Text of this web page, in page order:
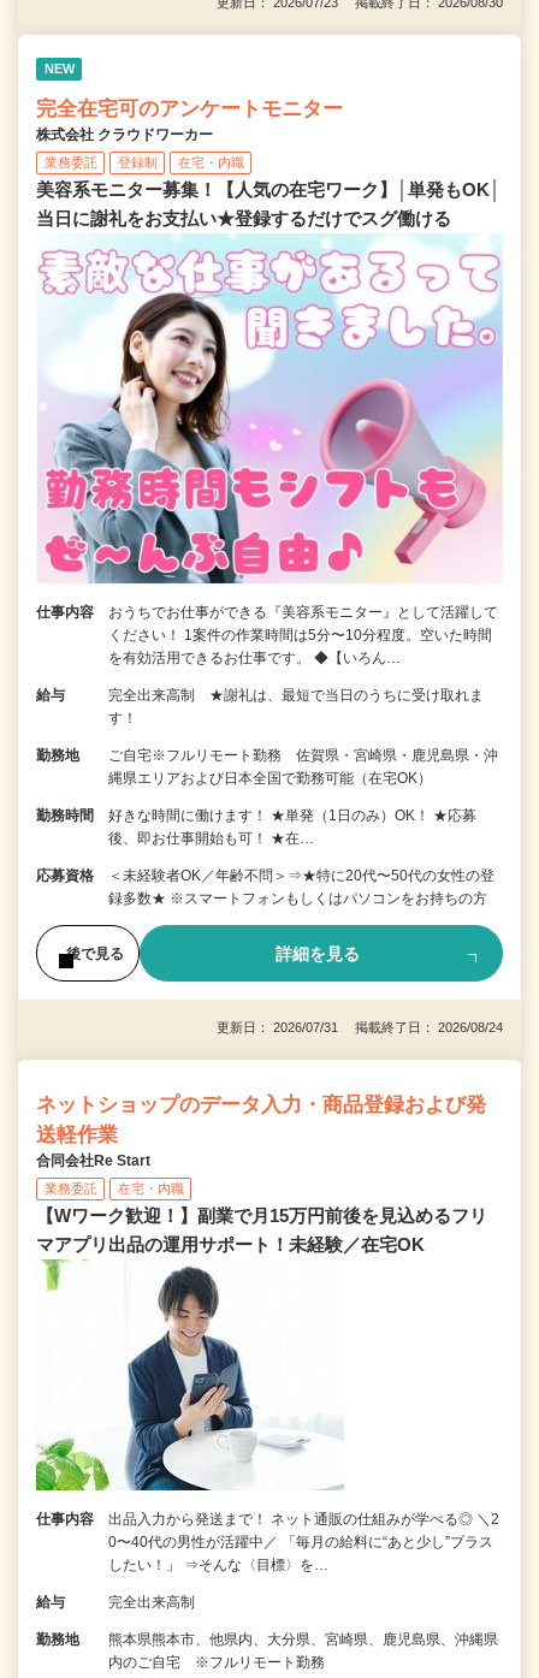
更新日： 2026/07/23 掲載終了日： 2026/08/30
NEW
完全在宅可のアンケートモニター
株式会社 クラウドワーカー
業務委託 登録制 在宅・内職
美容系モニター募集！【人気の在宅ワーク】│単発もOK│
当日に謝礼をお支払い★登録するだけでスグ働ける
仕事内容
おうちでお仕事ができる『美容系モニター』として活躍して
ください！ 1案件の作業時間は5分〜10分程度。空いた時間
を有効活用できるお仕事です。 ◆【いろん…
給与
完全出来高制 ★謝礼は、最短で当日のうちに受け取れま
す！
勤務地
ご自宅※フルリモート勤務 佐賀県・宮崎県・鹿児島県・沖
縄県エリアおよび日本全国で勤務可能（在宅OK）
勤務時間
好きな時間に働けます！ ★単発（1日のみ）OK！ ★応募
後、即お仕事開始も可！ ★在…
応募資格
＜未経験者OK／年齢不問＞⇒★特に20代〜50代の女性の登
録多数★ ※スマートフォンもしくはパソコンをお持ちの方
後で見る 詳細を見る
更新日： 2026/07/31 掲載終了日： 2026/08/24
ネットショップのデータ入力・商品登録および発
送軽作業
合同会社Re Start
業務委託 在宅・内職
【Wワーク歓迎！】副業で月15万円前後を見込めるフリ
マアプリ出品の運用サポート！未経験／在宅OK
仕事内容
出品入力から発送まで！ ネット通販の仕組みが学べる◎ ＼2
0〜40代の男性が活躍中／ 「毎月の給料に“あと少し”プラス
したい！」 ⇒そんな〈目標〉を…
給与 完全出来高制
勤務地
熊本県熊本市、他県内、大分県、宮崎県、鹿児島県、沖縄県
内のご自宅 ※フルリモート勤務